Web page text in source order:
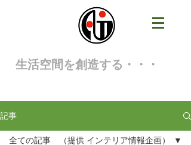
生活空間を創造する・・・
記事
全ての記事 （提供 インテリア情報企画）